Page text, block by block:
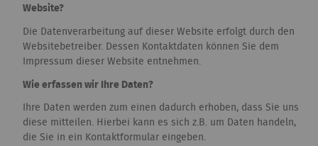
Website?
Die Datenverarbeitung auf dieser Website erfolgt durch den
Websitebetreiber. Dessen Kontaktdaten können Sie dem
Impressum dieser Website entnehmen.
Wie erfassen wir Ihre Daten?
Ihre Daten werden zum einen dadurch erhoben, dass Sie uns
diese mitteilen. Hierbei kann es sich z.B. um Daten handeln,
die Sie in ein Kontaktformular eingeben.